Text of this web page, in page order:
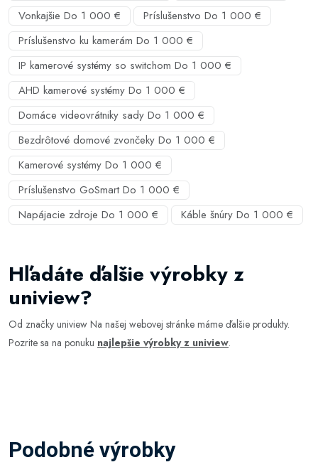
Vonkajšie Do 1 000 €
Príslušenstvo Do 1 000 €
Príslušenstvo ku kamerám Do 1 000 €
IP kamerové systémy so switchom Do 1 000 €
AHD kamerové systémy Do 1 000 €
Domáce videovrátniky sady Do 1 000 €
Bezdrôtové domové zvončeky Do 1 000 €
Kamerové systémy Do 1 000 €
Príslušenstvo GoSmart Do 1 000 €
Napájacie zdroje Do 1 000 €
Káble šnúry Do 1 000 €
Hľadáte ďalšie výrobky z
uniview?
Od značky uniview Na našej webovej stránke máme ďalšie produkty.
Pozrite sa na ponuku najlepšie výrobky z uniview.
Podobné výrobky